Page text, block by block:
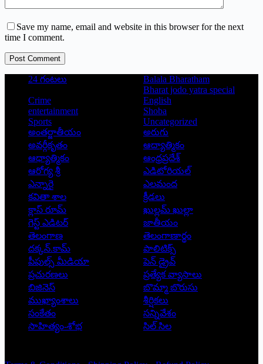
Save my name, email and website in this browser for the next
time I comment.
Post Comment
24 గంటలు
Balala Bharatham
Bharat jodo yatra special
Crime
English
entertainment
Shoba
Sports
Uncategorized
అంతర్జాతీయం
అరుగు
అవర్గీకృతం
ఆద్యాత్మికం
ఆధ్యాత్మికం
ఆంధ్రప్రదేశ్
ఆరోగ్య శ్రీ
ఎడిటోరియల్
ఎన్నారై
ఎలమంద
కవితా శాల
క్రీడలు
క్లాస్ రూమ్
ఖుల్లమ్ ఖుల్లా
గెస్ట్ ఎడిటర్
జాతీయం
తెలంగాణ
తెలంగాణార్థం
దక్కన్.కామ్
పాలిటిక్స్
పీపుల్స్ ‌మీడియా
పెన్ డ్రైవ్
ప్రచురణలు
ప్రత్యేక వ్యాసాలు
బిజినెస్
బొమ్మా బొరుసు
ముఖ్యాంశాలు
శీర్షికలు
సంకేతం
సన్నివేశం
సాహిత్యం-శోభ
సిల్ సిల